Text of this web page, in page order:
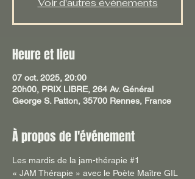
Voir d'autres événements
Heure et lieu
07 oct. 2025, 20:00
20h00, PRIX LIBRE, 264 Av. Général
George S. Patton, 35700 Rennes, France
À propos de l'événement
Les mardis de la jam-thérapie #1
« JAM Thérapie » avec le Poète Maître GIL